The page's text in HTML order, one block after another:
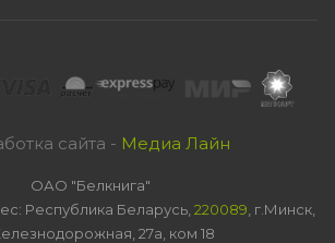
сайта - Медиа Лайн
ОАО "Белкнига"
Республика Беларусь, 220089 , г.Минск,
27а, ком 18